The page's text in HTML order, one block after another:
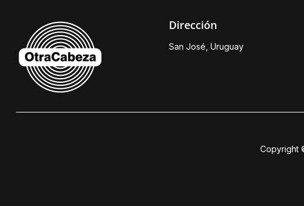
Dirección
San José, Uruguay
Copyright